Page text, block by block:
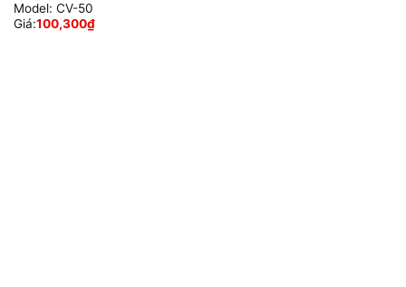
Model: CV-50
Giá:100,300₫